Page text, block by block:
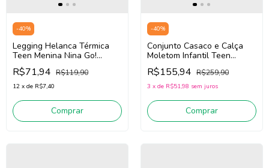
-40%
Legging Helanca Térmica
Teen Menina Nina Go!
2261006 (Preto)
R$71,94 R$119,90
12 x de R$7,40
Comprar
-40%
Conjunto Casaco e Calça
Moletom Infantil Teen
Menina Nina Go! 2261042
(Bege Claro)
R$155,94 R$259,90
3 x de R$51,98 sem juros
Comprar